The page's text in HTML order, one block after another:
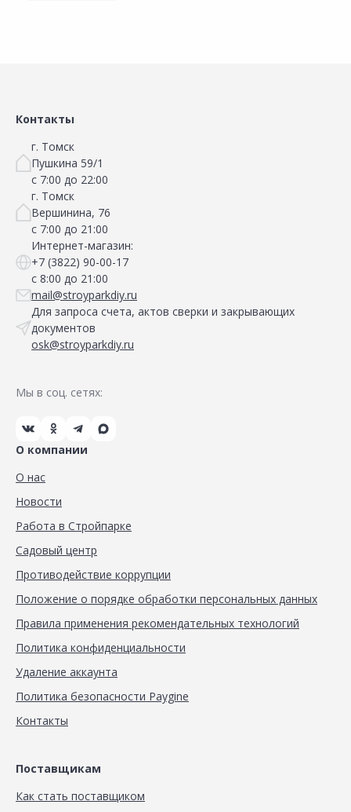
Контакты
г. Томск
Пушкина 59/1
с 7:00 до 22:00
г. Томск
Вершинина, 76
с 7:00 до 21:00
Интернет-магазин:
+7 (3822) 90-00-17
с 8:00 до 21:00
mail@stroyparkdiy.ru
Для запроса счета, актов сверки и закрывающих
документов
osk@stroyparkdiy.ru
Мы в соц. сетях:
О компании
О нас
Новости
Работа в Стройпарке
Садовый центр
Противодействие коррупции
Положение о порядке обработки персональных данных
Правила применения рекомендательных технологий
Политика конфиденциальности
Удаление аккаунта
Политика безопасности Paygine
Контакты
Поставщикам
Как стать поставщиком